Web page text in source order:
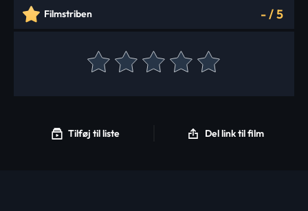
Filmstriben -/5
Tilføj til liste Del link til film